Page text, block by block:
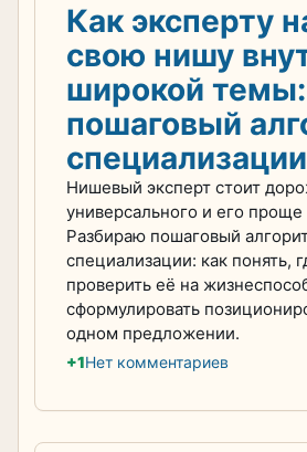
Как эксперту
свою нишу
широкой темы:
пошаговый
специализации
Нишевый эксперт стоит
универсального и его проще
Разбираю пошаговый
специализации: как понять,
проверить её на
сформулировать
одном предложении.
+1Нет комментариев